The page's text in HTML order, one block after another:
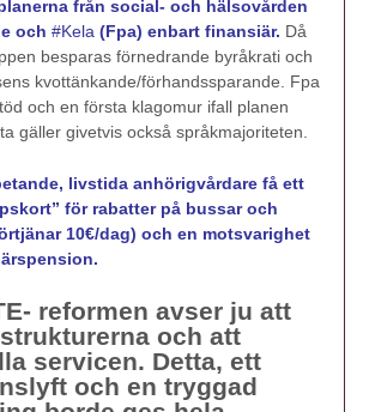
från social- och hälsovården
och #Kela (Fpa) enbart finansiär. Då
besparas förnedrande byråkrati och
kvottänkande/förhandssparande. Fpa
och en första klagomur ifall planen
gäller givetvis också språkmajoriteten.
livstida anhörigvårdare få ett
för rabatter på bussar och
10€/dag) och en motsvarighet
reformen avser ju att
och att
servicen. Detta, ett
och en tryggad